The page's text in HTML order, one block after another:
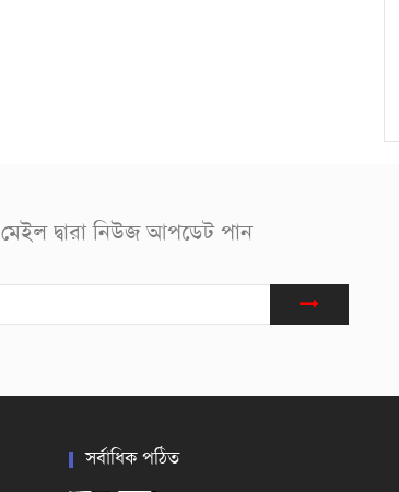
মেইল দ্বারা নিউজ আপডেট পান
সর্বাধিক পঠিত